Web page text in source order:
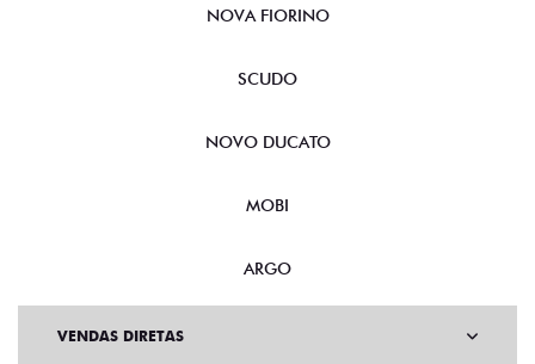
NOVA FIORINO
SCUDO
NOVO DUCATO
MOBI
ARGO
VENDAS DIRETAS